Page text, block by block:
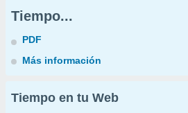
Tiempo...
PDF
Más información
Tiempo en tu Web